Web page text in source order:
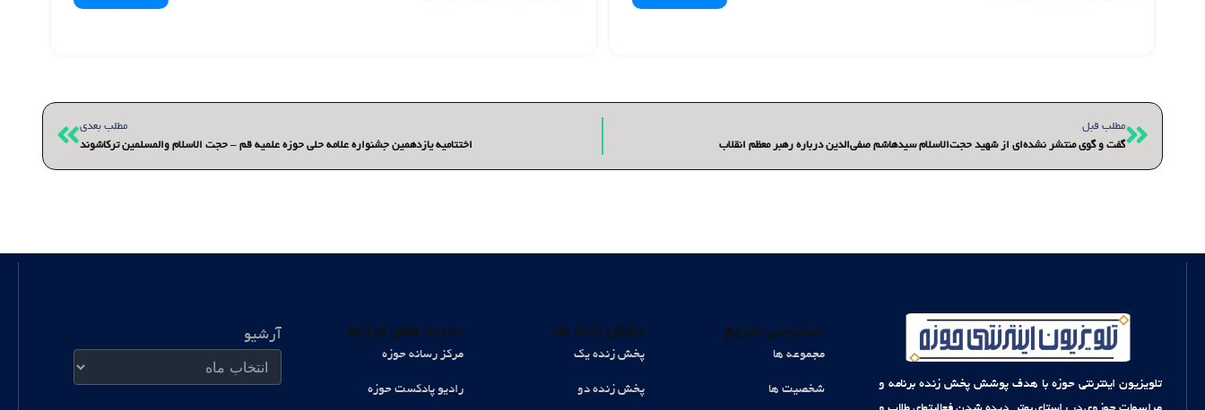
قبلیمطلب قبل
گفت‌ و گوی منتشر نشده‌ای از شهید حجت‌الاسلام سیدهاشم صفی‌الدین درباره رهبر معظم انقلاب
مطلب بعدی
اختتامیه یازدهمین جشنواره علامه حلی حوزه علمیه قم – حجت الاسلام والمسلمین ترکاشوند
بعدی
تلویزیون اینترنتی حوزه با هدف پوشش پخش زنده برنامه و
دسترسی سریع
مجموعه ها
شخصیت ها
پخش زنده ها
پخش زنده یک
پخش زنده دو
سایت های مرتبط
مرکز رسانه حوزه
رادیو پادکست حوزه
آرشیو
آرشیو